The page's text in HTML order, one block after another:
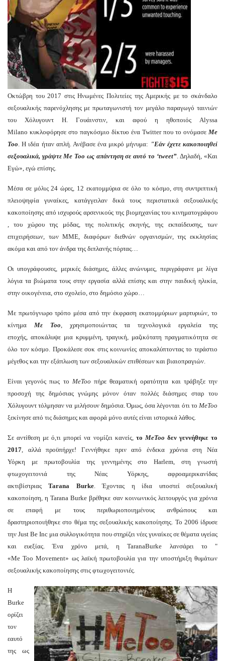
Οκτώβρη του 2017 στις Ηνωμένες Πολιτείες της Αμερικής με το σκάνδαλο
σεξουαλικής παρενόχλησης με πρωταγωνιστή τον μεγάλο παραγωγό ταινιών
του Χόλυγουντ H. Γουάινστιν, και αφού η ηθοποιός Alyssa
Milano κυκλοφόρησε στο παγκόσμιο δίκτυο ένα Twitter που το ονόμασε Me
Too. Η ιδέα ήταν απλή. Ανέβασε ένα μικρό μήνυμα: "Εάν έχετε κακοποιηθεί
σεξουαλικά, γράψτεMe Too ως απάντηση σε αυτό το ‘tweet”. Δηλαδή, «Και
Εγώ», εγώ επίσης.
Μέσα σε μόλις 24 ώρες, 12 εκατομμύρια σε όλο το κόσμο, στη συντριπτική
πλειοψηφία γυναίκες, κατάγγειλαν δικά τους περιστατικά σεξουαλικής
κακοποίησης από ισχυρούςαρσενικούς της βιομηχανίας του κινηματογράφου
, του χώρου της μόδας, της πολιτικής σκηνής, της εκπαίδευσης, των
επιχειρήσεων, των ΜΜΕ, διαφόρων διεθνών οργανισμών, της εκκλησίας
ακόμα και από τον άνδρα της διπλανής πόρτας…
Οι υπογράφουσες, μερικές διάσημες, άλλες ανώνυμες, περιγράφανε με λίγα
λόγια τα βιώματα τους στην εργασία αλλά επίσης και στην παιδική ηλικία,
στην οικογένεια, στο σχολείο, στο δημόσιο χώρο…
Με πρωτόγνωρο τρόπο μέσα από την έκφραση εκατομμύριων μαρτυριών, το
κίνημα Με Τοο, χρησιμοποιώντας τα τεχνολογικά εργαλεία της
εποχής, αποκάλυψε μια κρυμμένη, τραγική, μαζικότατη πραγματικότητα σε
όλο τον κόσμο. Προκάλεσε σοκ στις κοινωνίες αποκαλύπτονταςτο τεράστιο
μέγεθος και την εξάπλωση των σεξουαλικών επιθέσεων και βιαιοπραγιών.
Είναι γεγονός πως το MeToo πήρε θεαματική ορατότητα και τράβηξε την
προσοχή της δημόσιας γνώμης μόνον όταν πολλές διάσημες σταρ του
Χόλυγουντ τόλμησαν να μιλήσουν δημόσια. Όμως, όσα λέγονται ότι το MeToo
ξεκίνησε από τις διάσημες και αφορά μόνο αυτές είναι ιστορικά λάθος.
Σε αντίθεση με ό,τι μπορεί να νομίζει κανείς, το MeToo δεν γεννήθηκε το
2017, αλλά προϋπήρχε! Γεννήθηκε πριν από ένδεκα χρόνια στη Νέα
Υόρκη με πρωτοβουλία της γεννημένης στο Harlem, στη γνωστή
φτωχογειτονιά της Νέας Υόρκης, αφροαμερικανίδας
ακτιβίστριαςTarana Burke.Έχοντας η ίδια υποστεί σεξουαλική
κακοποίηση, η Tarana Burkeβρέθηκε σαν κοινωνικός λειτουργός για χρόνια
σε επαφή με τους περιθωριοποιημένους ανθρώπους και
δραστηριοποιήθηκε στο θέμα της σεξουαλικής κακοποίησης. Το 2006 ίδρυσε
την Just Be Inc μια συλλογικότητα που στηρίζει νέες γυναίκες σε θέματα υγείας
και ευεξίας. Ένα χρόνο μετά, η TaranaBurke λανσάρει το "
«Me Too Movement» ως λαϊκή πρωτοβουλία για την υποστήριξη θυμάτων
σεξουαλικής κακοποίησης στις φτωχογειτονιές.
Η
Burke
ορίζει
τον
εαυτό
της ως